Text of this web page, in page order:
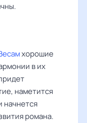
хорошие
в их
наметится
начнется
романа.